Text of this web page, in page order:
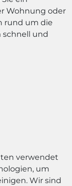
Wohnung oder
rund um die
schnell und
verwendet
um
Wir sind